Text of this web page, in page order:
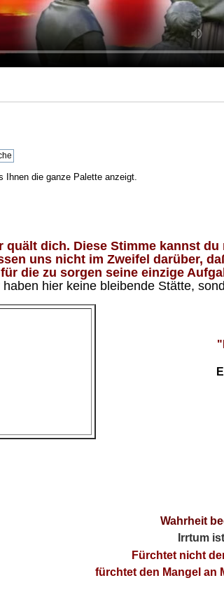
die ganze Palette anzeigt.
dich. Diese Stimme kannst
uns nicht im Zweifel darüber,
die zu sorgen seine einzige
hier keine bleibende Stätte,
Wahrheit
Irrtum
Fürchtet nicht
fürchtet den Mangel an